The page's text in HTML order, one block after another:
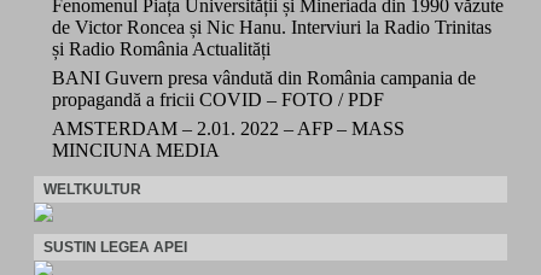
Fenomenul Piața Universității și Mineriada din 1990 văzute
de Victor Roncea și Nic Hanu. Interviuri la Radio Trinitas
și Radio România Actualități
BANI Guvern presa vândută din România campania de
propagandă a fricii COVID – FOTO / PDF
AMSTERDAM – 2.01. 2022 – AFP – MASS
MINCIUNA MEDIA
WELTKULTUR
SUSTIN LEGEA APEI